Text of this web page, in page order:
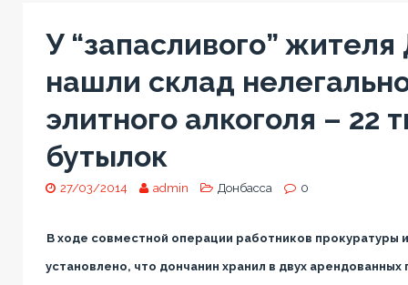
У “запасливого”
нашли склад
элитного алкоголя – 22
бутылок
27/03/2014 admin Донбасса 0
В ходе совместной операции работников прокуратуры
установлено, что дончанин хранил в двух